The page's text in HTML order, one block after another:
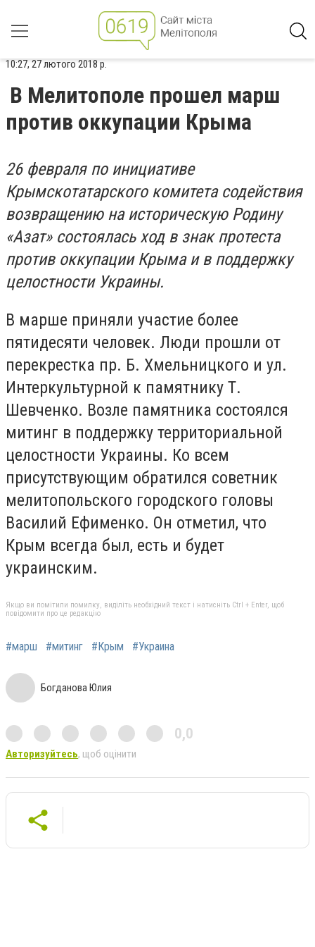
10:27, 27 лютого 2018 р.
В Мелитополе прошел марш
против оккупации Крыма
26 февраля по инициативе
Крымскотатарского комитета содействия
возвращению на историческую Родину
«Азат» состоялась ход в знак протеста
против оккупации Крыма и в поддержку
целостности Украины.
В марше приняли участие более
пятидесяти человек. Люди прошли от
перекрестка пр. Б. Хмельницкого и ул.
Интеркультурной к памятнику Т.
Шевченко. Возле памятника состоялся
митинг в поддержку территориальной
целостности Украины. Ко всем
присутствующим обратился советник
мелитопольского городского головы
Василий Ефименко. Он отметил, что
Крым всегда был, есть и будет
украинским.
Якщо ви помітили помилку, виділіть необхідний текст і натисніть Ctrl + Enter, щоб
повідомити про це редакцію
#марш #митинг #Крым #Украина
Богданова Юлия
0,0
Авторизуйтесь, щоб оцінити